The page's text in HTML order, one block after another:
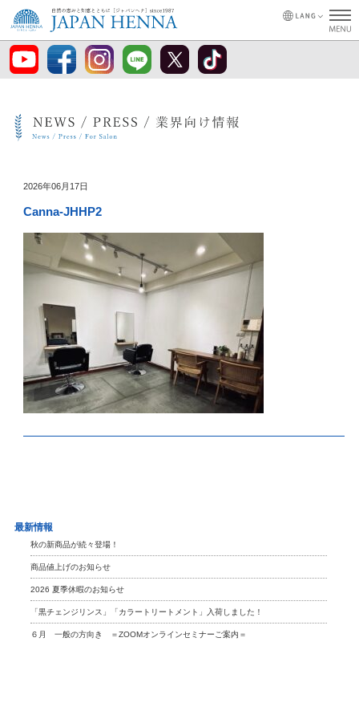
2026年06月17日
Canna-JHHP2
最新情報
秋の新商品が続々登場！
商品値上げのお知らせ
2026 夏季休暇のお知らせ
「黒チェンジリンス」「カラートリートメント」入荷しました！
６月 一般の方向き ＝ZOOMオンラインセミナーご案内＝